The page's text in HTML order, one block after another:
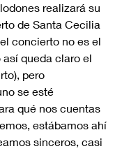
realizará su
de Santa Cecilia
concierto no es el
queda claro el
pero
se esté
qué nos cuentas
estábamos ahí
sinceros, casi